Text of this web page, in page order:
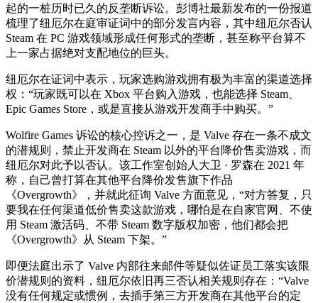
起的一桩历时已久的反垄断诉讼。彭博社最新发布的一份报道
梳理了纽厄尔在庭审证词中的部分发言内容，其中纽厄尔否认
Steam 在 PC 游戏领域形成任何形式的垄断，甚至称平台算不
上一家占据绝对支配地位的巨头。
纽厄尔在证词中表示，玩家选购游戏拥有极为丰富的渠道选择
权：“玩家既可以在 Xbox 平台购入游戏，也能选择 Steam、
Epic Games Store，或是直接从游戏开发商手中购买。”
Wolfire Games 诉讼的核心控诉之一，是 Valve 存在一条不成文
的潜规则，禁止开发商在 Steam 以外的平台降价售卖游戏，而
纽厄尔对此予以否认。该工作室创始人大卫 · 罗森在 2021 年
称，自己曾打算在其他平台降价发售旗下作品
《Overgrowth》，并就此征询 Valve 方面意见，“对方答复，只
要我在任何渠道低价售卖这款游戏，哪怕是在自家官网、不使
用 Steam 激活码、不带 Steam 数字版权加密，他们都会把
《Overgrowth》从 Steam 下架。”
即便法庭出示了 Valve 内部往来邮件等疑似佐证员工落实该限
价潜规则的资料，纽厄尔依旧再三否认相关规则存在：“Valve
没有任何规定或惯例，去插手第三方开发商在其他平台的定